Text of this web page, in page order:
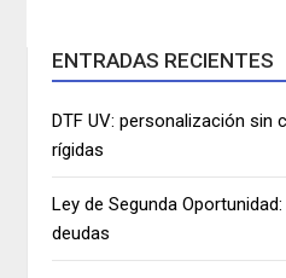
ENTRADAS RECIENTES
DTF UV: personalización sin
rígidas
Ley de Segunda
deudas